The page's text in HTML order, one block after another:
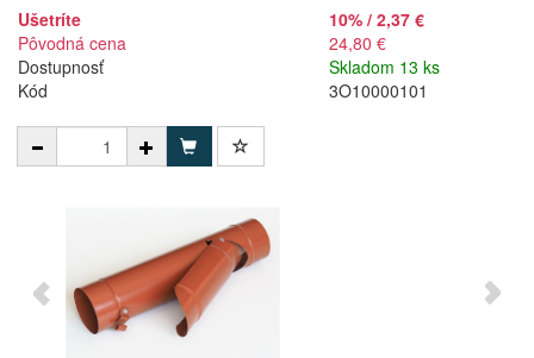
Ušetríte
10% / 2,37 €
Pôvodná cena
24,80 €
Dostupnosť
Skladom 13 ks
Kód
3O10000101